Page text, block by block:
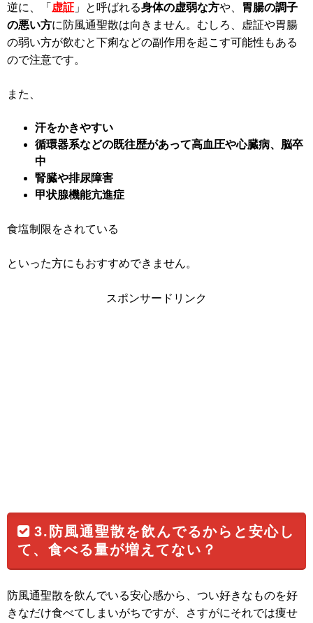
逆に、「 虚証 」と呼ばれる身体の虚弱な方や、
胃腸の調子
の悪い方に防風通聖散は向きません。むしろ、虚証や胃腸
の弱い方が飲むと下痢などの副作用を起こす可能性もある
ので注意です。
また、
汗をかきやすい
循環器系などの既往歴があって高血圧や心臓病、脳卒
中
腎臓や排尿障害
甲状腺機能亢進症
食塩制限をされている
といった方にもおすすめできません。
スポンサードリンク
3.防風通聖散を飲んでるからと安心し
て、食べる量が増えてない？
防風通聖散を飲んでいる安心感から、つい好きなものを好
きなだけ食べてしまいがちですが、さすがにそれでは痩せ